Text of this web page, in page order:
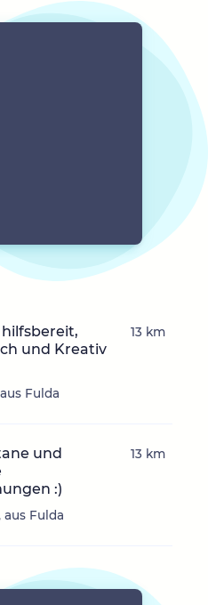
und Kreativ
Fulda
13 km
und
:)
aus Fulda
13 km